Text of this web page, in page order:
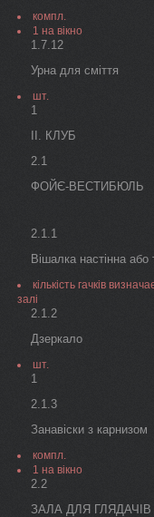
компл.
1 на вікно
1.7.12
Урна для сміття
шт.
1
ІІ. КЛУБ
2.1
ФОЙЄ-ВЕСТИБЮЛЬ
2.1.1
Вішалка настінна
кількість гачків
залі
2.1.2
Дзеркало
шт.
1
2.1.3
Занавіски з карнизом
компл.
1 на вікно
2.2
ЗАЛА ДЛЯ ГЛЯДАЧІВ